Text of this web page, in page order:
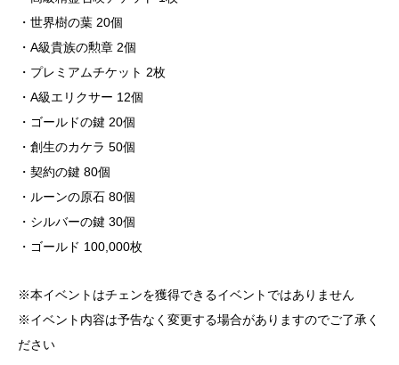
・世界樹の葉 20個
・A級貴族の勲章 2個
・プレミアムチケット 2枚
・A級エリクサー 12個
・ゴールドの鍵 20個
・創生のカケラ 50個
・契約の鍵 80個
・ルーンの原石 80個
・シルバーの鍵 30個
・ゴールド 100,000枚
※本イベントはチェンを獲得できるイベントではありません
※イベント内容は予告なく変更する場合がありますのでご了承く
ださい